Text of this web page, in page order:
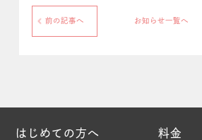
前の記事へ お知らせ一覧へ
はじめての方へ
料金